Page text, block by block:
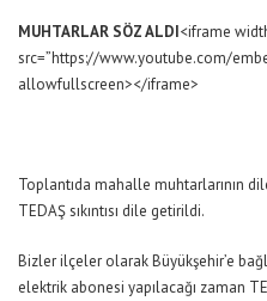
MUHTARLAR SÖZ ALDI<iframe
src=”https://www.youtube.com/
allowfullscreen></iframe>
Toplantıda mahalle muhtarlarının
TEDAŞ sıkıntısı dile getirildi.
Bizler ilçeler olarak Büyükşehir’e
elektrik abonesi yapılacağı zaman